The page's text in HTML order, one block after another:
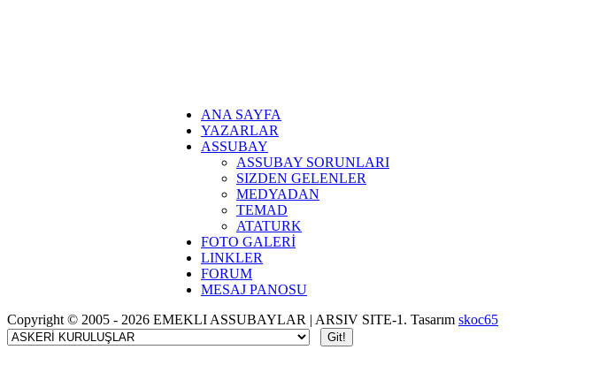
ANA SAYFA
YAZARLAR
ASSUBAY
ASSUBAY SORUNLARI
SIZDEN GELENLER
MEDYADAN
TEMAD
ATATURK
FOTO GALERİ
LINKLER
FORUM
MESAJ PANOSU
Copyright © 2005 - 2026 EMEKLI ASSUBAYLAR | ARSIV SITE-1. Tasarım skoc65